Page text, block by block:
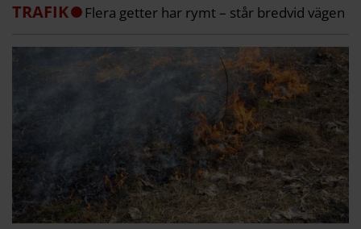
TRAFIK Flera getter har rymt – står bredvid vägen